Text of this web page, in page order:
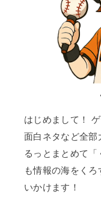
はじめまして！
面白ネタなど全部
るっとまとめて「
も情報の海をく
いかけます！